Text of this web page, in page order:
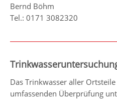
Bernd Böhm
Tel.: 0171 3082320
Das Trinkwasser aller
umfassenden Überprüfung